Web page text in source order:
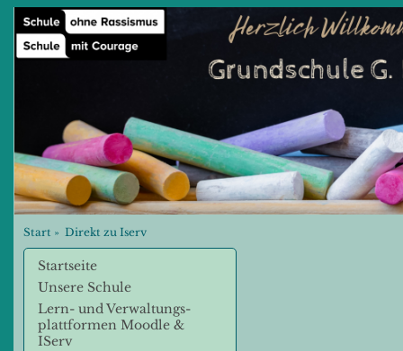
Start» Direkt zu Iserv
Startseite
Unsere Schule
Lern- und Verwaltungs-
plattformen Moodle &
IServ